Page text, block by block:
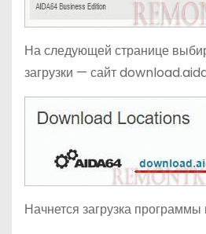
На следующей странице
загрузки — сайт
Начнется загрузка